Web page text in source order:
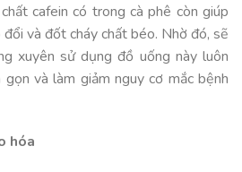
cafein có trong cà phê còn giúp
và đốt cháy chất béo. Nhờ đó, sẽ
xuyên sử dụng đồ uống này luôn
và làm giảm nguy cơ mắc bệnh
hóa